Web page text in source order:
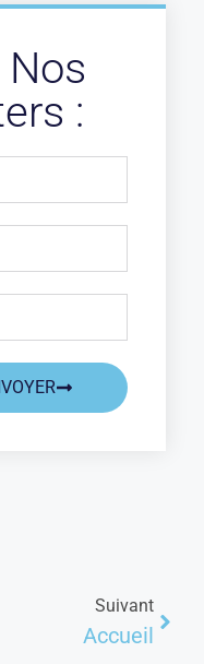
:
Suivant
Accueil